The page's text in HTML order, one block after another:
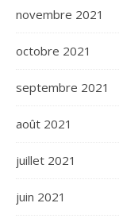
novembre 2021
octobre 2021
septembre 2021
août 2021
juillet 2021
juin 2021